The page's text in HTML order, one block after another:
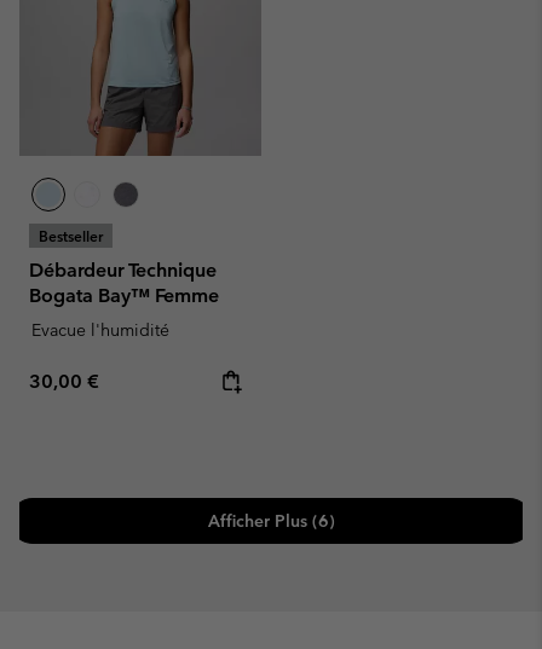
Bestseller
Débardeur Technique
Bogata Bay™ Femme
Evacue l'humidité
Regular price:
30,00 €
Afficher Plus (6)